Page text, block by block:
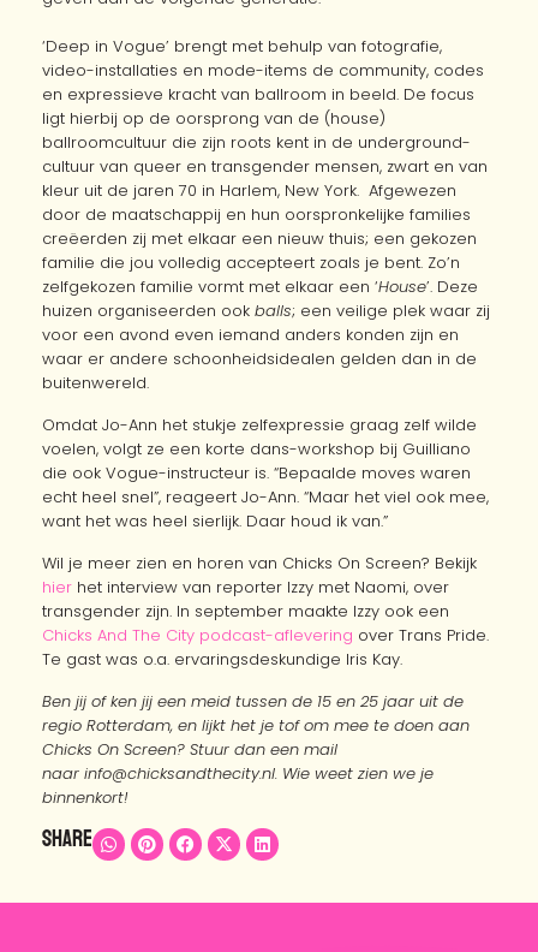
‘Deep in Vogue’ brengt met behulp van fotografie,
video-installaties en mode-items de community, codes
en expressieve kracht van ballroom in beeld. De focus
ligt hierbij op de oorsprong van de (house)
ballroomcultuur die zijn roots kent in de underground-
cultuur van queer en transgender mensen, zwart en van
kleur uit de jaren 70 in Harlem, New York. Afgewezen
door de maatschappij en hun oorspronkelijke families
creëerden zij met elkaar een nieuw thuis; een gekozen
familie die jou volledig accepteert zoals je bent. Zo’n
zelfgekozen familie vormt met elkaar een ‘House’. Deze
huizen organiseerden ook balls; een veilige plek waar zij
voor een avond even iemand anders konden zijn en
waar er andere schoonheidsidealen gelden dan in de
buitenwereld.
Omdat Jo-Ann het stukje zelfexpressie graag zelf wilde
voelen, volgt ze een korte dans-workshop bij Guilliano
die ook Vogue-instructeur is. “Bepaalde moves waren
echt heel snel”, reageert Jo-Ann. “Maar het viel ook mee,
want het was heel sierlijk. Daar houd ik van.”
Wil je meer zien en horen van Chicks On Screen? Bekijk
hier het interview van reporter Izzy met Naomi, over
transgender zijn. In september maakte Izzy ook een
Chicks And The City podcast-aflevering over Trans Pride.
Te gast was o.a. ervaringsdeskundige Iris Kay.
Ben jij of ken jij een meid tussen de 15 en 25 jaar uit de
regio Rotterdam, en lijkt het je tof om mee te doen aan
Chicks On Screen? Stuur dan een mail
naar info@chicksandthecity.nl. Wie weet zien we je
binnenkort!
Share